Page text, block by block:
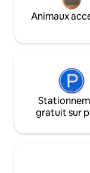
Animaux
gratuit sur